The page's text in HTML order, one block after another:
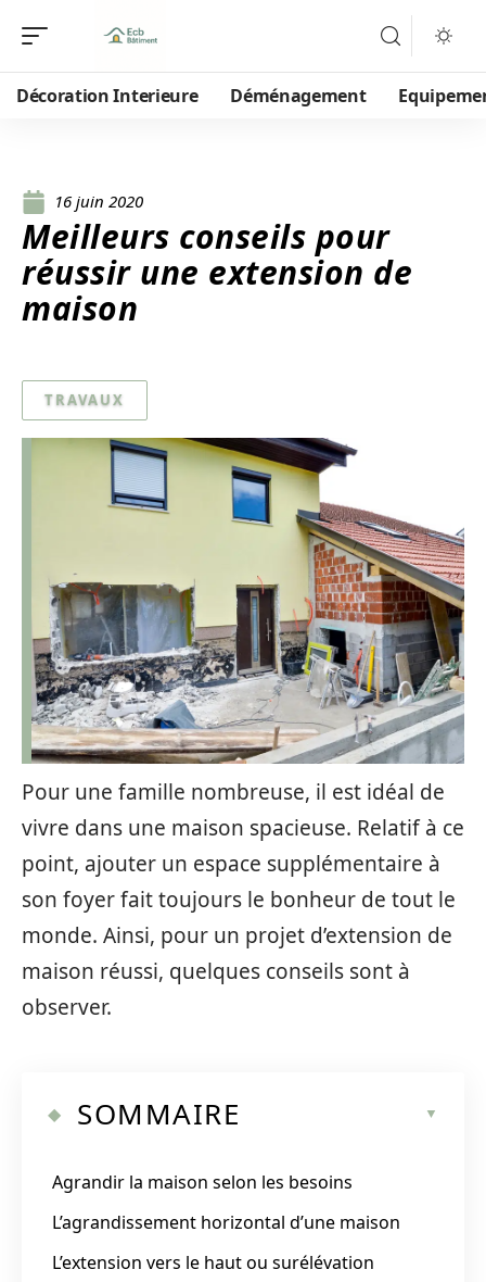
Décoration Interieure Déménagement
16 juin 2020
Meilleurs conseils pour
réussir une extension de
maison
TRAVAUX
Pour une famille nombreuse, il est idéal de
vivre dans une maison spacieuse. Relatif à ce
point, ajouter un espace supplémentaire à
son foyer fait toujours le bonheur de tout le
monde. Ainsi, pour un projet d’extension de
maison réussi, quelques conseils sont à
observer.
SOMMAIRE
Agrandir la maison selon les besoins
L’agrandissement horizontal d’une maison
L’extension vers le haut ou surélévation